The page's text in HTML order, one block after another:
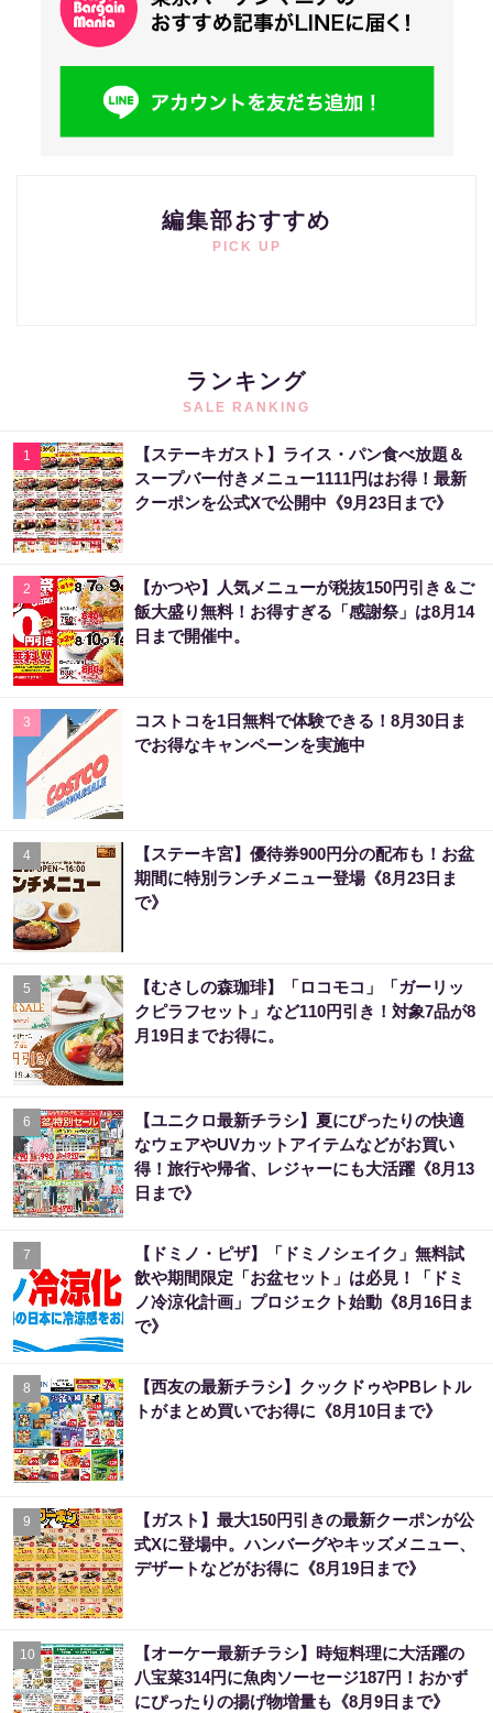
編集部おすすめ
PICK UP
ランキング
SALE RANKING
1
【ステーキガスト】ライス・パン食べ放題＆
スープバー付きメニュー1111円はお得！最新
クーポンを公式Xで公開中《9月23日まで》
2
【かつや】人気メニューが税抜150円引き＆ご
飯大盛り無料！お得すぎる「感謝祭」は8月14
日まで開催中。
3
コストコを1日無料で体験できる！8月30日ま
でお得なキャンペーンを実施中
4
【ステーキ宮】優待券900円分の配布も！お盆
期間に特別ランチメニュー登場《8月23日ま
で》
5
【むさしの森珈琲】「ロコモコ」「ガーリッ
クピラフセット」など110円引き！対象7品が8
月19日までお得に。
6
【ユニクロ最新チラシ】夏にぴったりの快適
なウェアやUVカットアイテムなどがお買い
得！旅行や帰省、レジャーにも大活躍《8月13
日まで》
7
【ドミノ・ピザ】「ドミノシェイク」無料試
飲や期間限定「お盆セット」は必見！「ドミ
ノ冷涼化計画」プロジェクト始動《8月16日ま
で》
8
【西友の最新チラシ】クックドゥやPBレトル
トがまとめ買いでお得に《8月10日まで》
9
【ガスト】最大150円引きの最新クーポンが公
式Xに登場中。ハンバーグやキッズメニュー、
デザートなどがお得に《8月19日まで》
10
【オーケー最新チラシ】時短料理に大活躍の
八宝菜314円に魚肉ソーセージ187円！おかず
にぴったりの揚げ物増量も《8月9日まで》